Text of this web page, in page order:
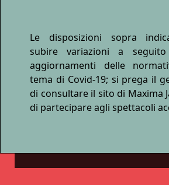
Le disposizioni sopra
subire variazioni a
aggiornamenti delle
tema di Covid-19; si prega il
di consultare il sito di Maxima
di partecipare agli spettacoli